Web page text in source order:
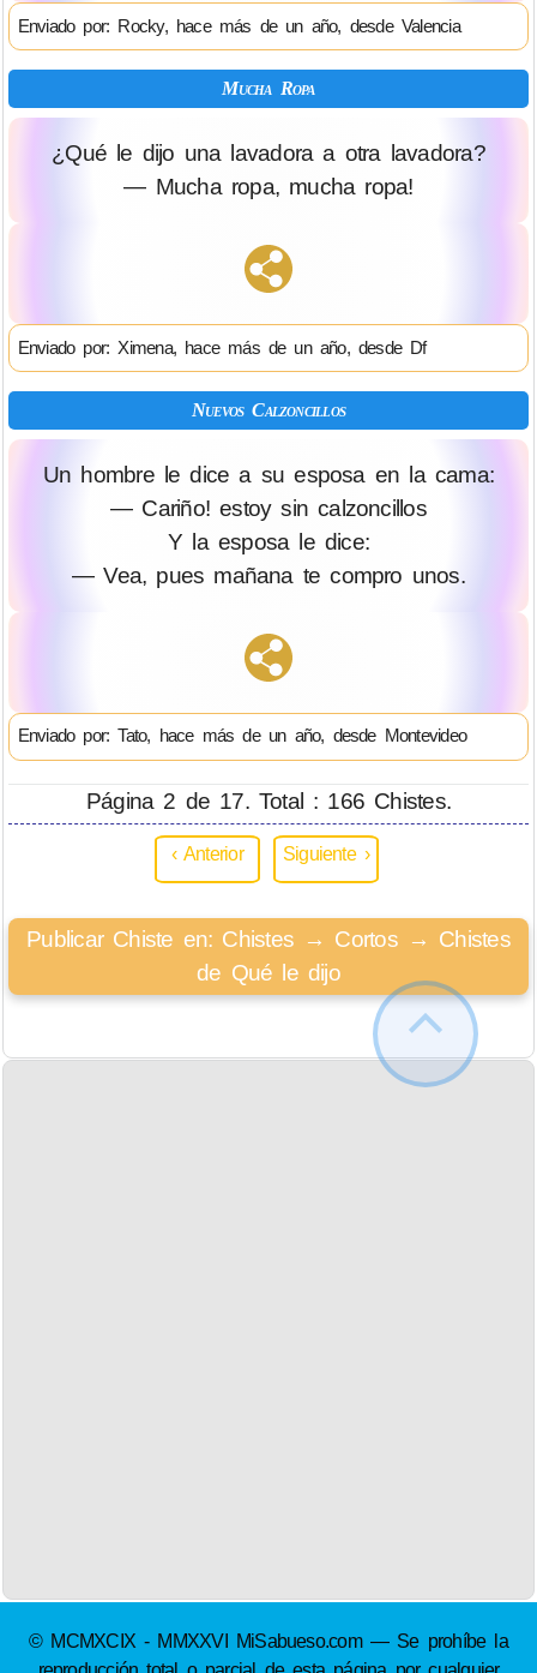
Enviado por: Rocky, hace más de un año, desde Valencia
Mucha Ropa
¿Qué le dijo una lavadora a otra lavadora?
— Mucha ropa, mucha ropa!
Enviado por: Ximena, hace más de un año, desde Df
Nuevos Calzoncillos
Un hombre le dice a su esposa en la cama:
— Cariño! estoy sin calzoncillos
Y la esposa le dice:
— Vea, pues mañana te compro unos.
Enviado por: Tato, hace más de un año, desde Montevideo
Página 2 de 17. Total : 166 Chistes.
‹ Anterior Siguiente ›
Publicar Chiste en: Chistes → Cortos → Chistes
de Qué le dijo
© MCMXCIX - MMXXVI MiSabueso.com — Se prohíbe la